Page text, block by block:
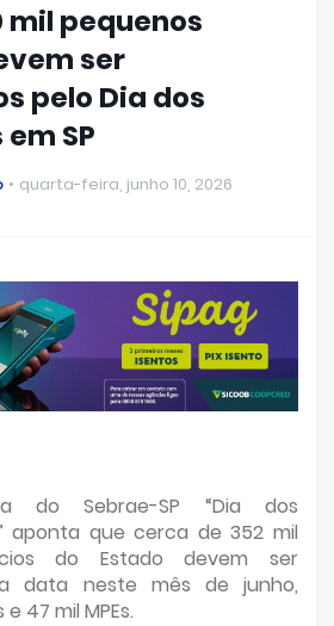
mil pequenos
ser
pelo Dia dos
SP
quarta-feira, junho 10, 2026
do Sebrae-SP “Dia dos
aponta que cerca de 352 mil
do Estado devem ser
data neste mês de junho,
47 mil MPEs.